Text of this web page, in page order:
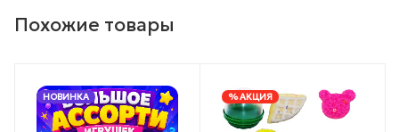
Похожие товары
НОВИНКА % АКЦИЯ